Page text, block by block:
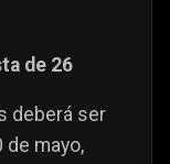
de 26
deberá ser
de mayo,